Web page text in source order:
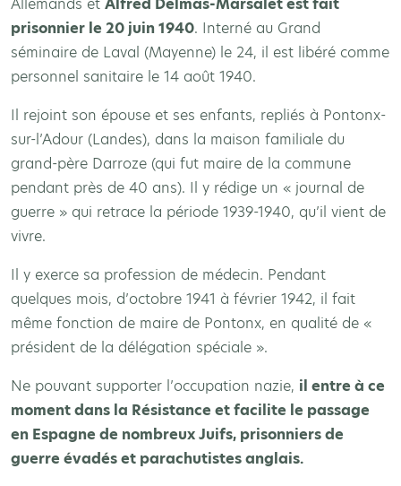
Allemands et Alfred Delmas-Marsalet est fait
prisonnier le 20 juin 1940. Interné au Grand
séminaire de Laval (Mayenne) le 24, il est libéré comme
personnel sanitaire le 14 août 1940.
Il rejoint son épouse et ses enfants, repliés à Pontonx-
sur-l’Adour (Landes), dans la maison familiale du
grand-père Darroze (qui fut maire de la commune
pendant près de 40 ans). Il y rédige un « journal de
guerre » qui retrace la période 1939-1940, qu’il vient de
vivre.
Il y exerce sa profession de médecin. Pendant
quelques mois, d’octobre 1941 à février 1942, il fait
même fonction de maire de Pontonx, en qualité de «
président de la délégation spéciale ».
Ne pouvant supporter l’occupation nazie, il entre à ce
moment dans la Résistance et facilite le passage
en Espagne de nombreux Juifs, prisonniers de
guerre évadés et parachutistes anglais.